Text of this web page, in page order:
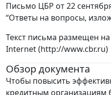
Письмо ЦБР от 22
“Ответы на вопросы,
Текст письма размещен
Internet (http://www.cbr.ru)
Обзор документа
Чтобы повысить
кредитным организациям